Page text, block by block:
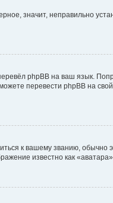
значит, неправильно
phpBB на ваш язык.
перевести phpBB на
к вашему званию, обычно
известно как